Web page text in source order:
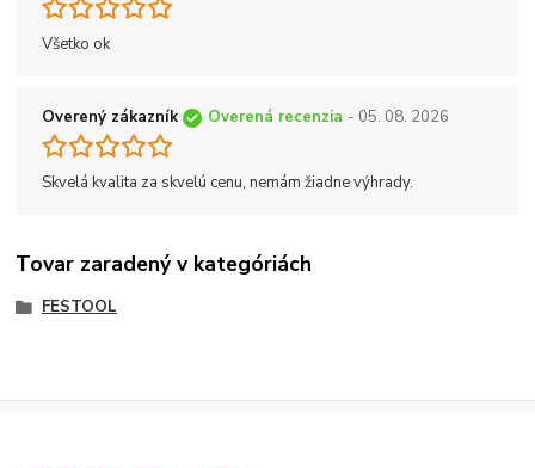
Všetko ok
Overený zákazník Overená recenzia - 05. 08. 2026
Skvelá kvalita za skvelú cenu, nemám žiadne výhrady.
Tovar zaradený v kategóriách
FESTOOL